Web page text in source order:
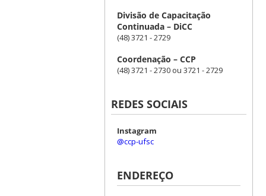
Divisão de Capacitação
Continuada – DiCC
(48) 3721 - 2729
Coordenação – CCP
(48) 3721 - 2730 ou 3721 - 2729
REDES SOCIAIS
Instagram
@ccp-ufsc
ENDEREÇO